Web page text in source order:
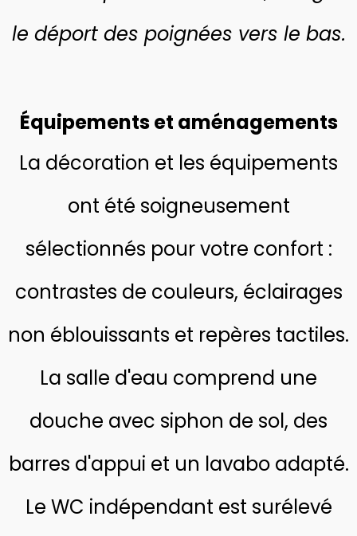
le déport des poignées vers le bas.
Équipements et aménagements
La décoration et les équipements
ont été soigneusement
sélectionnés pour votre confort :
contrastes de couleurs, éclairages
non éblouissants et repères tactiles.
La salle d'eau comprend une
douche avec siphon de sol, des
barres d'appui et un lavabo adapté.
Le WC indépendant est surélevé